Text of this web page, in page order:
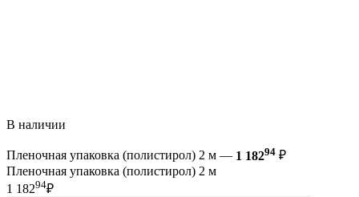
В наличии
Пленочная упаковка (полистирол) 2 м — 1 18294 ₽
Пленочная упаковка (полистирол) 2 м
1 18294₽